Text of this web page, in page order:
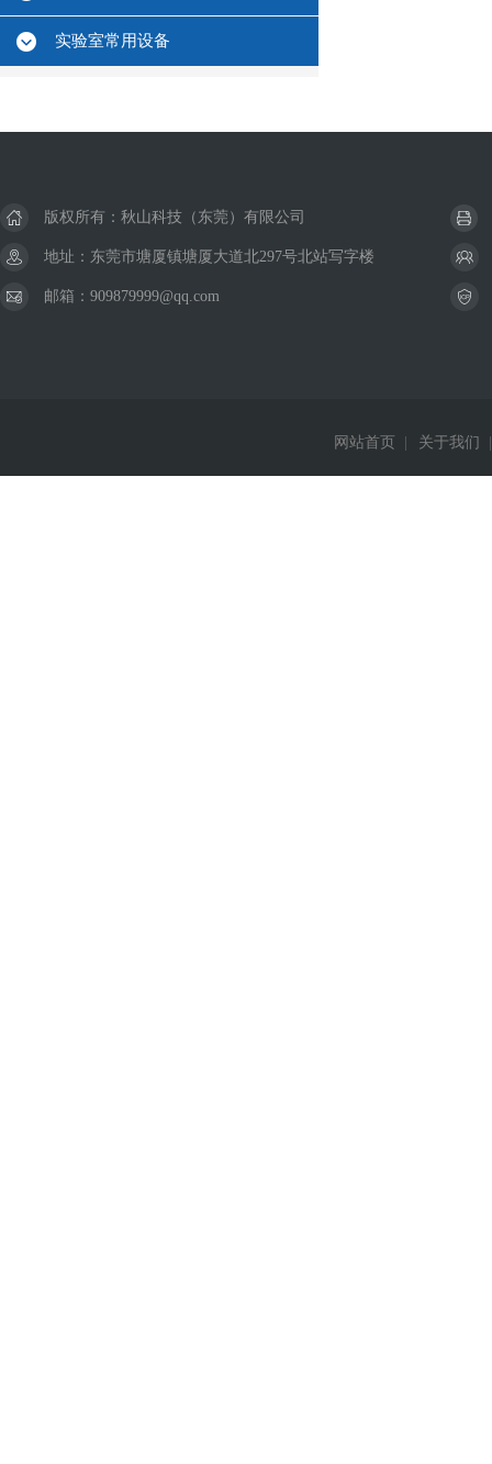
实验室常用设备
版权所有：秋山科技（东莞）有限公司
地址：东莞市塘厦镇塘厦大道北297号北站写字楼
邮箱：909879999@qq.com
网站首页 关于我们